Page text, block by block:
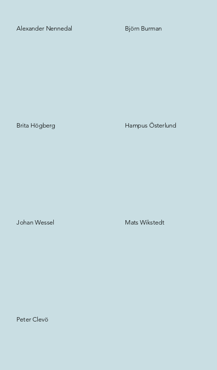
Alexander Nennedal Björn Burman
Brita Högberg Hampus Österlund
Johan Wessel Mats Wikstedt
Peter Clevö